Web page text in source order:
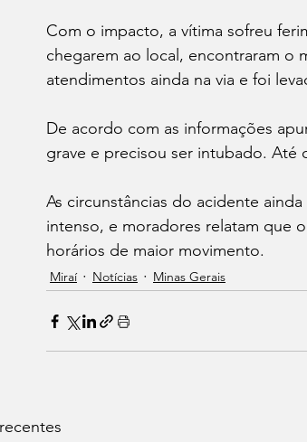
Com o impacto, a vítima sofreu
chegarem ao local, encontraram o
atendimentos ainda na via e foi
De acordo com as informações
grave e precisou ser intubado. Até
As circunstâncias do acidente
intenso, e moradores relatam que
horários de maior movimento.
Miraí Notícias Minas Gerais